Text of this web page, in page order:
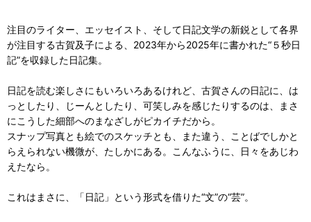
注目のライター、エッセイスト、そして日記文学の新鋭として各界
が注目する古賀及子による、2023年から2025年に書かれた“５秒日
記”を収録した日記集。
日記を読む楽しさにもいろいろあるけれど、古賀さんの日記に、は
っとしたり、じーんとしたり、可笑しみを感じたりするのは、まさ
にこうした細部へのまなざしがピカイチだから。
スナップ写真とも絵でのスケッチとも、また違う、ことばでしかと
らえられない機微が、たしかにある。こんなふうに、日々をあじわ
えたなら。
これはまさに、「日記」という形式を借りた“文”の“芸”。